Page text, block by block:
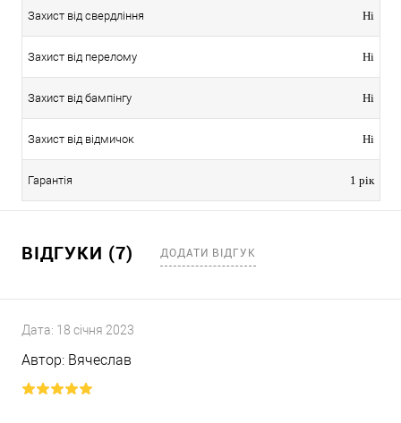
Захист від свердління Ні
Захист від перелому Ні
Захист від бампінгу Ні
Захист від відмичок Ні
Гарантія 1 рік
ВІДГУКИ (7) ДОДАТИ ВІДГУК
Дата: 18 січня 2023
Автор: Вячеслав